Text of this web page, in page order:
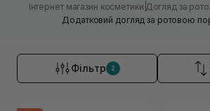
Інтернет магазин косметики Догляд за
Додатковий догляд за ротовою
Фільтр 2